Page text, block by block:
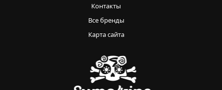
Контакты
Все бренды
Карта сайта